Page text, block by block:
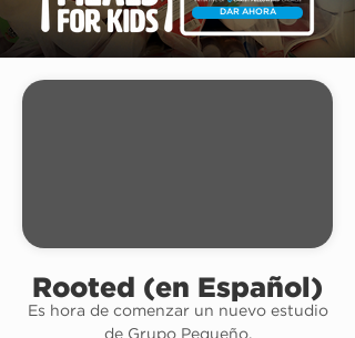
DAR AHORA
Rooted (en Español)
Es hora de comenzar un nuevo estudio
de Grupo Pequeño.